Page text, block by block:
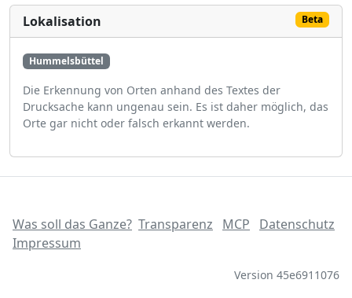
Lokalisation Beta
Hummelsbüttel
Die Erkennung von Orten anhand des Textes der
Drucksache kann ungenau sein. Es ist daher möglich, das
Orte gar nicht oder falsch erkannt werden.
Was soll das Ganze? Transparenz MCP
Datenschutz
Impressum
Version 45e6911076